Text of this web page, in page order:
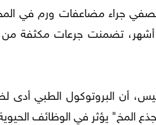
نصفي جراء مضاعفات ورم في
ملكة جمال مصر السابقة، أنها أنهت رحلة علاجية استغرقت 4 أشهر، تضمنت
لموقع "القاهرة 24"، اليوم الخميس، أن البروتوكول
المخ" يؤثر في الوظائف